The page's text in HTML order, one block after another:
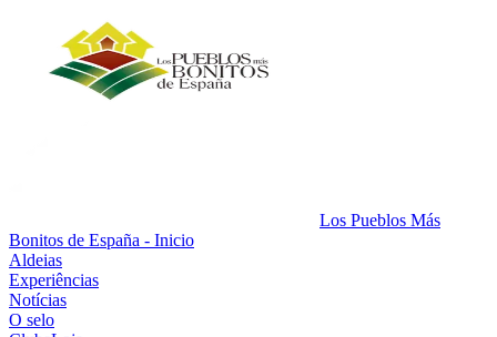
Los Pueblos Más
Bonitos de España - Inicio
Aldeias
Experiências
Notícias
O selo